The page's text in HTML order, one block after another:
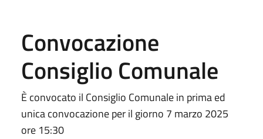
Convocazione
Consiglio Comunale
È convocato il Consiglio Comunale in prima ed
unica convocazione per il giorno 7 marzo 2025
ore 15:30